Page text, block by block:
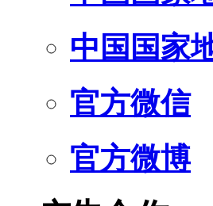
中国国家
官方微信
官方微博